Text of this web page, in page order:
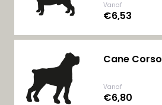
Vanaf
€6,53
Cane Corso
Vanaf
€6,80